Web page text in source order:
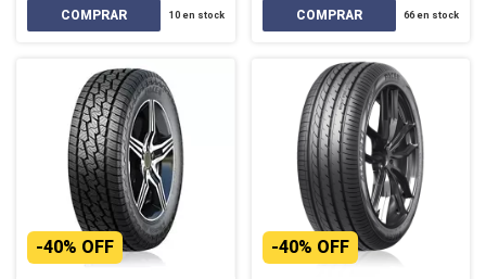
10en stock 66en stock
-40% OFF -40% OFF